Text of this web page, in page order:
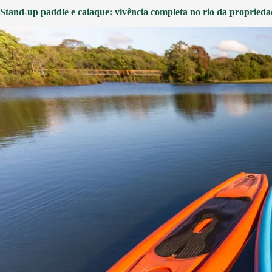
Stand-up paddle e caiaque: vivência completa no rio da